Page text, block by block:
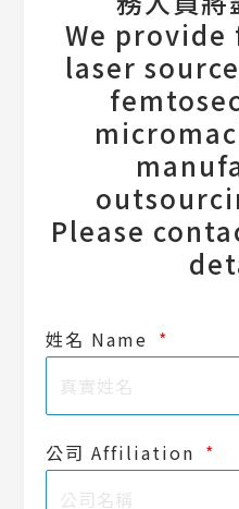
We provide
laser
Please
姓名 Name
公司 Affiliation